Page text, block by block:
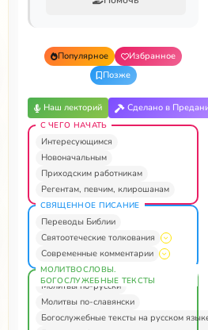
Популярное
Избранное
Позже
Наш лекторий Сделано в
С ЧЕГО НАЧАТЬ
Интересующимся
Новоначальным
Приходским работникам
Регентам, певчим, клирошанам
СВЯЩЕННОЕ ПИСАНИЕ
Переводы Библии
Святоотеческие толкования
Современные комментарии
МОЛИТВОСЛОВЫ.
БОГОСЛУЖЕБНЫЕ ТЕКСТЫ
Молитвы по-русски
Молитвы по-славянски
Богослужебные тексты на русском